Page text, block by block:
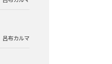
呂布カルマ